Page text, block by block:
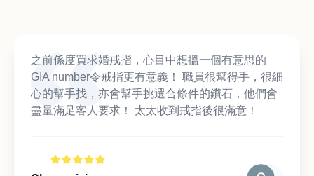
之前係度買求婚戒指，心目中想搵一個有意思的
GIA number令戒指更有意義！ 職員很幫得手，很細
心的幫手找，亦會幫手挑選合條件的鑽石，他們會
盡量滿足客人要求！ 太太收到戒指後很滿意！